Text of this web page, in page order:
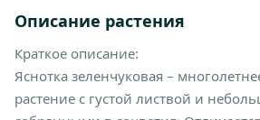
Описание растения
Краткое описание:
Яснотка зеленчуковая –
растение с густой листвой и